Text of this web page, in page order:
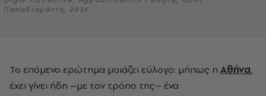
Παπαδιαμάντη, 2026
Το επόμενο ερώτημα μοιάζει εύλογο: μήπως η Αθήνα,
έχει γίνει ήδη –με τον τρόπο της– ένα